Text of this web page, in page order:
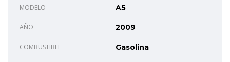
MODELO A5
AÑO 2009
COMBUSTIBLE Gasolina